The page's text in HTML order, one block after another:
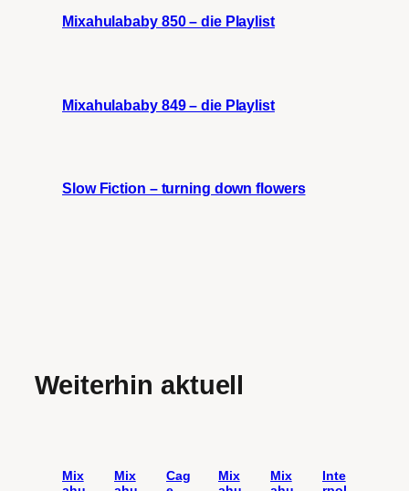
Mixahulababy 850 – die Playlist
Mixahulababy 849 – die Playlist
Slow Fiction – turning down flowers
Weiterhin aktuell
Mix
Mix
Cag
Mix
Mix
Inte